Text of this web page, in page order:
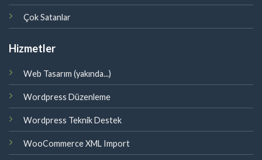
Çok Satanlar
Hizmetler
Web Tasarım (yakında...)
Wordpress Düzenleme
Wordpress Teknik Destek
WooCommerce XML Import